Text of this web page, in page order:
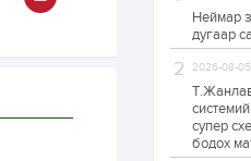
Неймар
дугаар
2026-08-05
супер
бодох